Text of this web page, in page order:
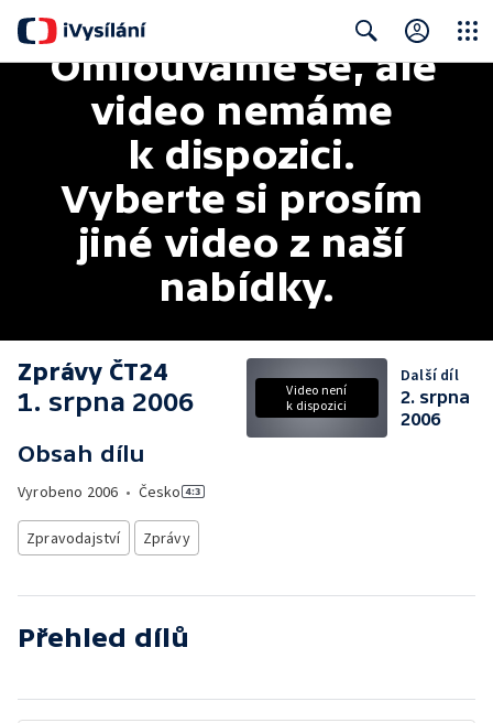
Search
Omlouváme se, ale
video nemáme
k dispozici.
Vyberte si prosím
jiné video z naší
nabídky.
Zprávy ČT24
1. srpna 2006
Obsah dílu
Vyrobeno 2006 • Česko
Zpravodajství Zprávy
Video není
k dispozici
Další díl
2. srpna
2006
Přehled dílů